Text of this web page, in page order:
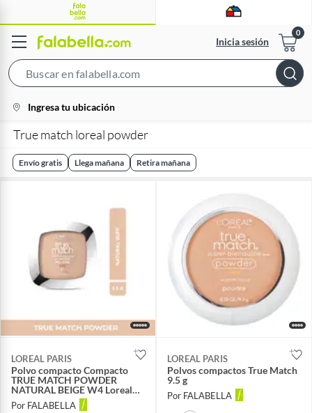
Inicia sesión
Bar
location-
icon
Ingresa tu ubicación
True match loreal powder
Envío gratis Llega mañana Retira mañana
LOREAL PARIS
Polvo compacto Compacto
TRUE MATCH POWDER
NATURAL BEIGE W4 Loreal
9.5 g
Por FALABELLA
LOREAL PARIS
Polvos compactos True Match
9.5 g
Por FALABELLA